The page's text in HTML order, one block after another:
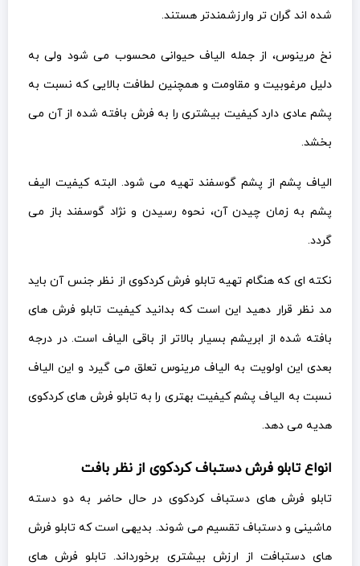
شده اند گران تر وارزشمندتر هستند.
نخ مرینوس، از جمله الیاف حیوانی محسوب می شود ولی به
دلیل مرغوبیت و مقاومت و همچنین لطافت بالایی که نسبت به
پشم عادی دارد کیفیت بیشتری را به فرش بافته شده از آن می
بخشد.
الیاف پشم از پشم گوسفند تهیه می شود. البته کیفیت الیف
پشم به زمان چیدن آن، نحوه رسیدن و نژاد گوسفند باز می
گردد.
نکته ای که هنگام تهیه تابلو فرش کردکوی از نظر جنس آن باید
مد نظر قرار دهید این است که بدانید کیفیت تابلو فرش های
بافته شده از ابریشم بسیار بالاتر از باقی الیاف است. در درجه
بعدی این اولویت به الیاف مرینوس تعلق می گیرد و این الیاف
نسبت به الیاف پشم کیفیت بهتری را به تابلو فرش های کردکوی
هدیه می دهد.
انواع تابلو فرش دستباف کردکوی از نظر بافت
تابلو فرش های دستباف کردکوی در حال حاضر به دو دسته
ماشینی و دستباف تقسیم می شوند. بدیهی است که تابلو فرش
های دستبافت از ارزش بیشتری برخورداند. تابلو فرش های